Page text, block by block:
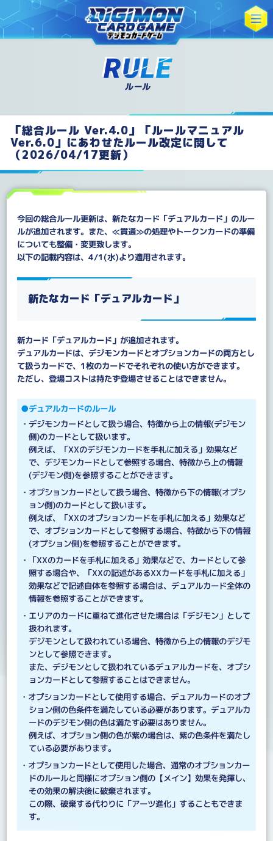
「総合ルール Ver.4.0」「ルールマニュアル
Ver.6.0」にあわせたルール改定に関して
（2026/04/17更新）
今回の総合ルール更新は、新たなカード「デュアルカード」のルー
ルが追加されます。また、≪貫通≫の処理やトークンカードの準備
についても整備・変更致します。
以下の記載内容は、4/1(水)より適用されます。
新たなカード「デュアルカード」
新カード「デュアルカード」が追加されます。
デュアルカードは、デジモンカードとオプションカードの両方とし
て扱うカードで、1枚のカードでそれぞれの使い方ができます。
ただし、登場コストは持たず登場させることはできません。
●デュアルカードのルール
・デジモンカードとして扱う場合、特徴から上の情報(デジモン
側)のカードとして扱います。
例えば、「XXのデジモンカードを手札に加える」効果など
で、デジモンカードとして参照する場合、特徴から上の情報
(デジモン側)を参照することができます。
・オプションカードとして扱う場合、特徴から下の情報(オプシ
ョン側)のカードとして扱います。
例えば、「XXのオプションカードを手札に加える」効果など
で、オプションカードとして参照する場合、特徴から下の情報
(オプション側)を参照することができます。
・「XXのカードを手札に加える」効果などで、カードとして参
照する場合や、「XXの記述があるXXカードを手札に加える」
効果などで記述自体を参照する場合は、デュアルカード全体の
情報を参照することができます。
・エリアのカードに重ねて進化させた場合は「デジモン」として
扱われます。
デジモンとして扱われている場合、特徴から上の情報のデジモ
ンとして参照できます。
また、デジモンとして扱われているデュアルカードを、オプシ
ョンカードとして参照することはできません。
・オプションカードとして使用する場合、デュアルカードのオプ
ション側の色条件を満たしている必要があります。デュアルカ
ードのデジモン側の色は満たす必要はありません。
例えば、オプション側の色が紫の場合は、紫の色条件を満たし
ている必要があります。
・オプションカードとして使用した場合、通常のオプションカー
ドのルールと同様にオプション側の【メイン】効果を発揮し、
その効果の解決後に破棄されます。
この際、破棄する代わりに「アーツ進化」することもできま
す。